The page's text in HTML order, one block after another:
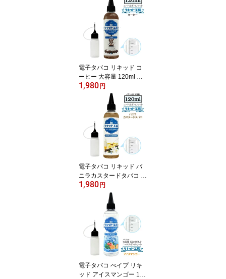
リ付きボトル 混ぜて使え
る ニードルボトル 10ml
付き ベースリキッド ギ
フト ラッピング 対応
電子タバコ リキッド コ
ーヒー 大容量 120ml 天
然素材 強い香り コスパ
抜群 コーヒーエキス配合
メモリ付きボトル 混ぜて
使える ニードルボトル 1
0ml 付き ベースリキッド
ギフト ラッピング 対応
1,980円
電子タバコ リキッド バ
ニラカスタードタバコ 大
容量 120ml ビタミン配合
天然素材 強い香り コス
パ抜群 メモリ付きボトル
混ぜて使える ニードルボ
トル 10ml 付き ベースリ
キッド
1,980円
電子タバコ べイプ リキ
ッド アイスマンゴー 120